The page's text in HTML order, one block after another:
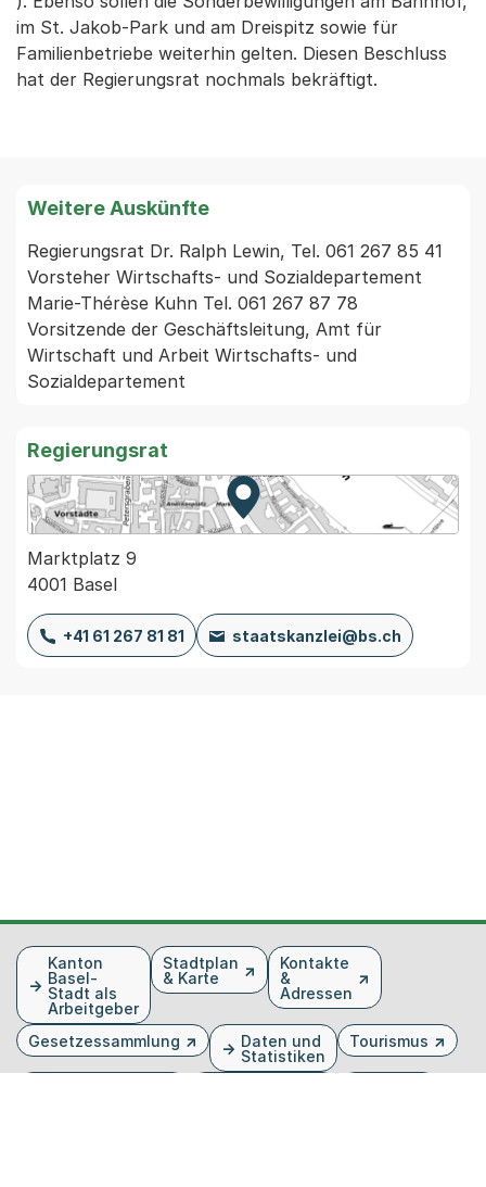
im St. Jakob-Park und am Dreispitz sowie für
Familienbetriebe weiterhin gelten. Diesen Beschluss
hat der Regierungsrat nochmals bekräftigt.
Weitere Auskünfte
Regierungsrat Dr. Ralph Lewin, Tel. 061 267 85 41
Vorsteher Wirtschafts- und Sozialdepartement
Marie-Thérèse Kuhn Tel. 061 267 87 78
Vorsitzende der Geschäftsleitung, Amt für
Wirtschaft und Arbeit Wirtschafts- und
Sozialdepartement
Regierungsrat
Zur Karte von MapBS.
Externer Link, wird in einem
Marktplatz 9
4001 Basel
+41 61 267 81 81 staatskanzlei@bs.ch
FusszeileKanton
Basel-
Stadt als
Arbeitgeber
Stadtplan
& Karte
Kontakte
&
Adressen
Gesetzessammlung
Daten und
Statistiken
Tourismus